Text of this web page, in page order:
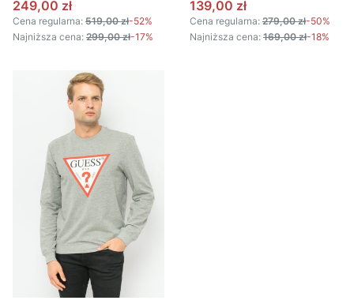
Cena promocyjna
249,00 zł
Cena regularna: 519,00 zł-52%
Najniższa cena: 299,00 zł-17%
Cena promocyjna
139,00 zł
Cena regularna: 279,00 zł-50%
Najniższa cena: 169,00 zł-18%